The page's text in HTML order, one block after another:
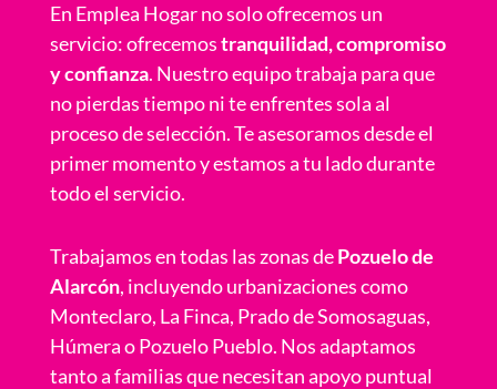
En Emplea Hogar no solo ofrecemos un
servicio: ofrecemostranquilidad, compromiso
y confianza. Nuestro equipo trabaja para que
no pierdas tiempo ni te enfrentes sola al
proceso de selección. Te asesoramos desde el
primer momento y estamos a tu lado durante
todo el servicio.
Trabajamos en todas las zonas dePozuelo de
Alarcón, incluyendo urbanizaciones como
Monteclaro, La Finca, Prado de Somosaguas,
Húmera o Pozuelo Pueblo. Nos adaptamos
tanto a familias que necesitan apoyo puntual